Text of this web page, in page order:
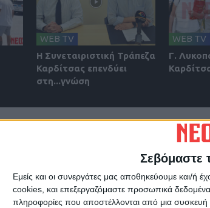
Σεβόμαστε
Εμείς και οι συνεργάτες μας αποθηκεύουμε και/
cookies, και επεξεργαζόμαστε προσωπικά
πληροφορίες που αποστέλλονται από μια συσκευή
WEB TV
Η Συνεταιριστική Τράπεζα
Καρδίτσας επενδύει
στη...γνώση
WEB TV
Γ.
την εφημερίδα ΝΕΟΣ ΑΓΩΝ στο